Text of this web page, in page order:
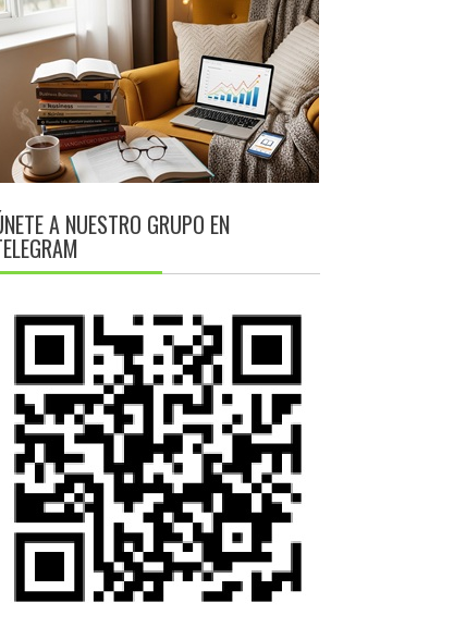
A NUESTRO GRUPO EN